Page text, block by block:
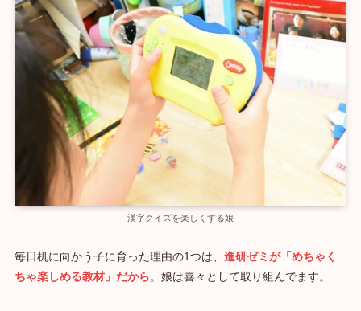
漢字クイズを楽しくする娘
毎日机に向かう子に育った理由の1つは、 進研ゼミが「めちゃく
ちゃ楽しめる教材」だから。娘は喜々として取り組んでます。